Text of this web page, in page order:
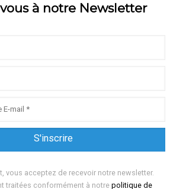
à notre Newsletter
vous acceptez de recevoir notre newsletter.
traitées conformément à notre politique de